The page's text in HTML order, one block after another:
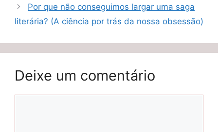
Por que não conseguimos largar uma saga
literária? (A ciência por trás da nossa obsessão)
Deixe um comentário